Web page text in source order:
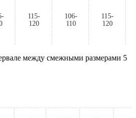
115-
120
106-
110
115-
120
между смежными размерами 5